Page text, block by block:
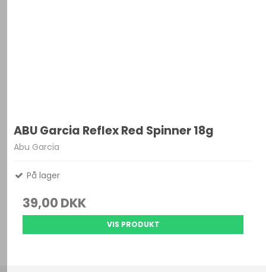
ABU Garcia Reflex Red Spinner 18g
Abu Garcia
På lager
39,00 DKK
VIS PRODUKT